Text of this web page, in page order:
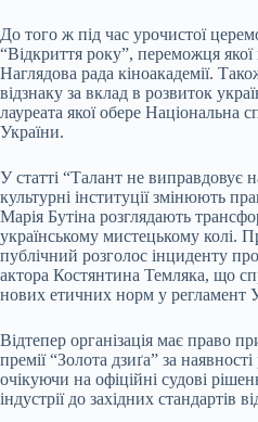
До того ж під час урочистої
“Відкриття року”, переможця якої
Наглядова рада кіноакадемії.
відзнаку за вклад в розвиток
лауреата якої обере Національна
України.
У статті “Талант не виправдовує
культурні інституції змінюють
Марія Бутіна розглядають
українському мистецькому колі.
публічний розголос інциденту
актора Костянтина Темляка, що
нових етичних норм у регламент
Відтепер організація має право
премії “Золота дзиґа” за
очікуючи на офіційні судові
індустрії до західних стандартів